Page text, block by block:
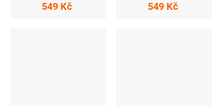
549 Kč 549 Kč